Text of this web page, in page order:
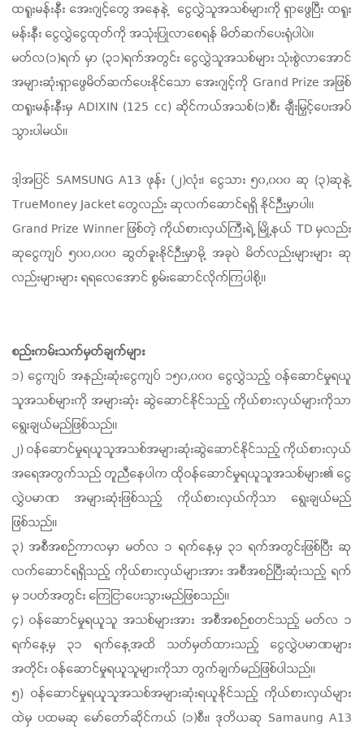
ထရူးမန်းနီး အေးဂျင့်တွေ အနေနဲ့ ငွေလွှဲသူအသစ်များကို ရှာဖွေပြီး ထရူး
မန်းနီး ငွေလွှဲငွေထုတ်ကို အသုံးပြုလာစေရန် မိတ်ဆက်ပေးရုံပါပဲ။
မတ်လ(၁)ရက် မှာ (၃၁)ရက်အတွင်း ငွေလွှဲသူအသစ်များ သုံးစွဲလာအောင်
အများဆုံးရှာဖွေမိတ်ဆက်ပေးနိုင်သော အေးဂျင့်ကို Grand Prize အဖြစ်
ထရူးမန်းနီးမှADIXIN (125 cc)ဆိုင်ကယ်အသစ်(၁)စီး ချီးမြှင့်ပေးအပ်
သွားပါမယ်။
ဒါ့အပြင် SAMSUNG A13 ဖုန်း (၂)လုံး၊ ငွေသား ၅၀,၀၀၀ ဆု (၃)ဆုနဲ့
TrueMoney Jacket တွေလည်း ဆုလက်ဆောင်ရရှိ နိုင်ဉီးမှာပါ။
Grand Prize Winner ဖြစ်တဲ့ ကိုယ်စားလှယ်ကြီးရဲ့ မြို့နယ် TD မှလည်း
ဆုငွေကျပ် ၅၀၀,၀၀၀ ဆွတ်ခူးနိုင်ဉီးမှာမို့ အခုပဲ မိတ်လည်းများများ ဆု
လည်းများများ ရရလေအောင် စွမ်းဆောင်လိုက်ကြပါစို့။
စည်းကမ်းသက်မှတ်ချက်များ
၁) ငွေကျပ် အနည်းဆုံးငွေကျပ် ၁၅၀,၀၀၀ ငွေလွှဲသည့် ဝန်ဆောင်မှုရယူ
သူအသစ်များကို အများဆုံး ဆွဲဆောင်နိုင်သည့် ကိုယ်စားလှယ်များကိုသာ
ရွေးချယ်မည်ဖြစ်သည်။
၂) ဝန်ဆောင်မှုရယူသူအသစ်အများဆုံးဆွဲဆောင်နိုင်သည့် ကိုယ်စားလှယ်
အရေအတွက်သည် တူညီနေပါက ထိုဝန်ဆောင်မှုရယူသူအသစ်များ၏ ငွေ
လွှဲပမာဏ အများဆုံးဖြစ်သည့် ကိုယ်စားလှယ်ကိုသာ ရွေးချယ်မည်
ဖြစ်သည်။
၃) အစီအစဉ်ကာလမှာ မတ်လ ၁ ရက်နေ့မှ ၃၁ ရက်အတွင်းဖြစ်ပြီး ဆု
လက်ဆောင်ရရှိသည့် ကိုယ်စားလှယ်များအား အစီအစဉ်ပြီးဆုံးသည့် ရက်
မှ ၁ပတ်အတွင်း ကြေငြာပေးသွားမည်ဖြစသည်။
၄) ဝန်ဆောင်မှုရယူသူ အသစ်များအား အစီအစဉ်စတင်သည့် မတ်လ ၁
ရက်နေ့မှ ၃၁ ရက်နေ့အထိ သတ်မှတ်ထားသည့် ငွေလွှဲပမာဏများ
အတိုင်း ဝန်ဆောင်မှုရယူသူများကိုသာ တွက်ချက်မည်ဖြစ်ပါသည်။
၅) ဝန်ဆောင်မှုရယူသူအသစ်အများဆုံးရယူနိုင်သည့် ကိုယ်စားလှယ်များ
ထဲမှ ပထမဆု မော်တော်ဆိုင်ကယ် (၁)စီး၊ ဒုတိယဆု Samaung A13